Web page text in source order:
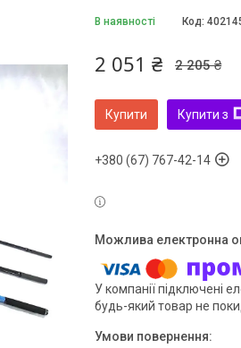
В наявності Код:
2 205 ₴
2 051 ₴
Купити Купити з
+380 (67) 767-42-14
У компанії підключені
будь-який товар не